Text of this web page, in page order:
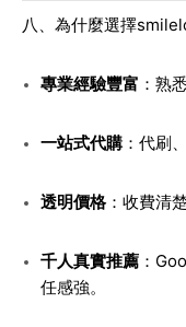
八、為什麼選擇
專業經驗豐富 ：熟
一站式代購：代刷
透明價格：收費清
千人真實推薦：
任感強。